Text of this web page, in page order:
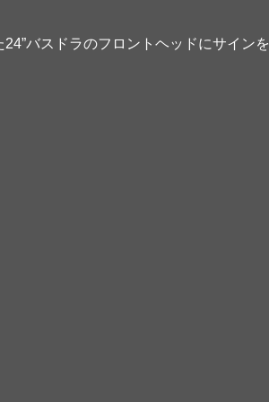
バスドラのフロントヘッドにサインを